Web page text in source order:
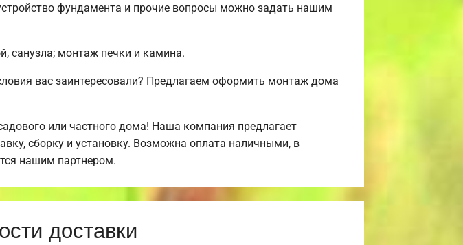
фундамента и прочие вопросы можно задать нашим
санузла; монтаж печки и камина.
вас заинтересовали? Предлагаем оформить монтаж дома
или частного дома! Наша компания предлагает
сборку и установку. Возможна оплата наличными, в
нашим партнером.
доставки